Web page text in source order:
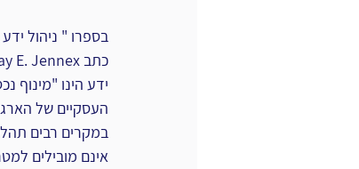
ידע הינו "מינוף
העסקיים של
במקרים רבים
אינם מובילים